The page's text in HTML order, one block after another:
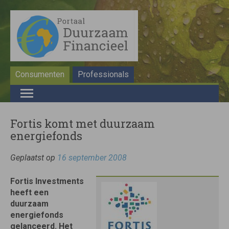
Consumenten Professionals
Fortis komt met duurzaam
energiefonds
Geplaatst op 16 september 2008
Fortis Investments
heeft een
duurzaam
energiefonds
gelanceerd. Het